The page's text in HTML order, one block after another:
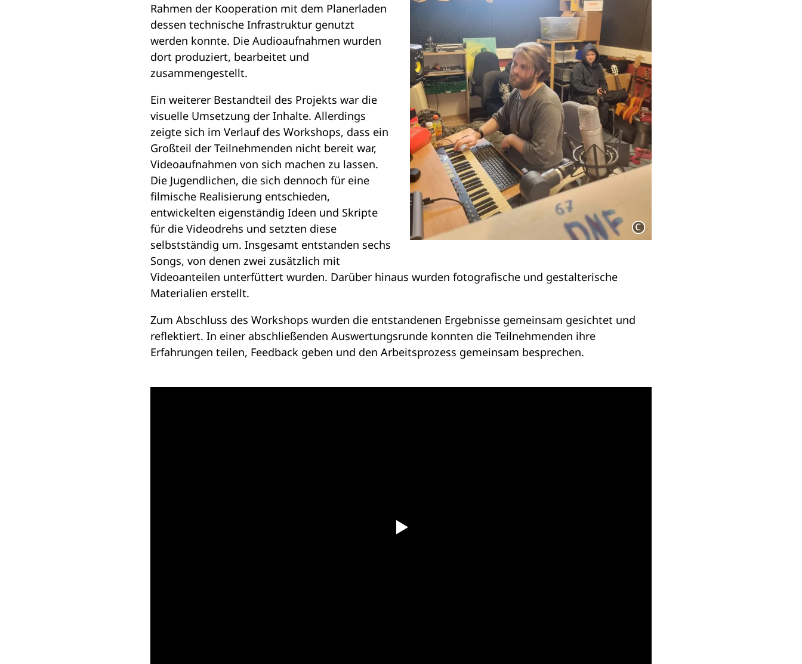
Rahmen der Kooperation mit dem Planerladen
dessen technische Infrastruktur genutzt
werden konnte. Die Audioaufnahmen wurden
dort produziert, bearbeitet und
zusammengestellt.
Ein weiterer Bestandteil des Projekts war die
visuelle Umsetzung der Inhalte. Allerdings
zeigte sich im Verlauf des Workshops, dass ein
Großteil der Teilnehmenden nicht bereit war,
Videoaufnahmen von sich machen zu lassen.
Die Jugendlichen, die sich dennoch für eine
filmische Realisierung entschieden,
entwickelten eigenständig Ideen und Skripte
für die Videodrehs und setzten diese
selbstständig um. Insgesamt entstanden sechs
Songs, von denen zwei zusätzlich mit
Videoanteilen unterfüttert wurden. Darüber hinaus wurden fotografische und gestalterische
Materialien erstellt.
Zum Abschluss des Workshops wurden die entstandenen Ergebnisse gemeinsam gesichtet und
reflektiert. In einer abschließenden Auswertungsrunde konnten die Teilnehmenden ihre
Erfahrungen teilen, Feedback geben und den Arbeitsprozess gemeinsam besprechen.